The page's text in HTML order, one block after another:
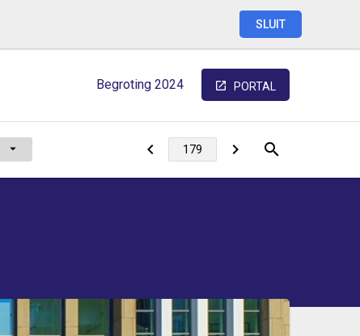
SLUIT
Begroting 2024 PORTAL